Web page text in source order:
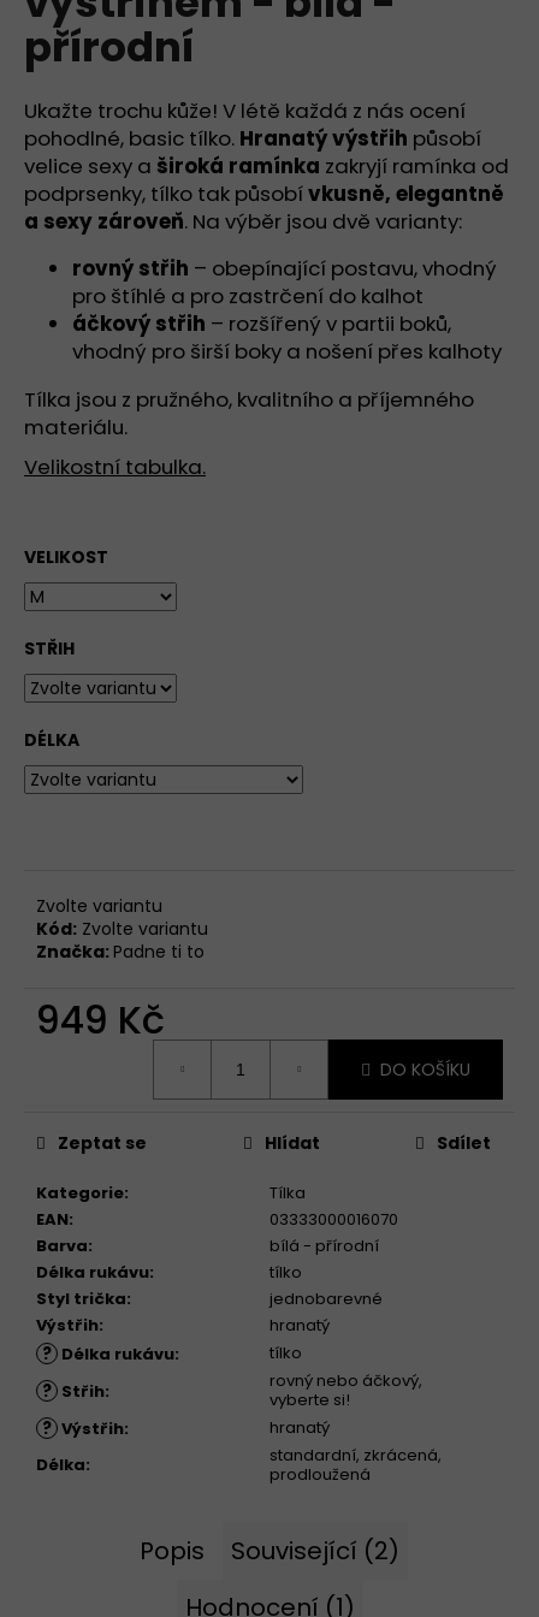
z
5
hvězdiček.
přírodní
Ukažte trochu kůže! V létě každá z nás ocení
pohodlné, basic tílko. Hranatý výstřih působí
velice sexy a široká ramínka zakryjí ramínka od
podprsenky, tílko tak působívkusně, elegantně
a sexy zároveň. Na výběr jsou dvě varianty:
rovný střih – obepínající postavu, vhodný
pro štíhlé a pro zastrčení do kalhot
áčkový střih – rozšířený v partii boků,
vhodný pro širší boky a nošení přes kalhoty
Tílka jsou z pružného, kvalitního a příjemného
materiálu.
Velikostní tabulka.
VELIKOST
STŘIH
DÉLKA
Zvolte variantu
Kód: Zvolte variantu
Značka: Padne ti to
949 Kč
DO KOŠÍKU
Kategorie:
Tílka
EAN:
03333000016070
Barva:
bílá - přírodní
Délka rukávu:
tílko
Styl trička:
jednobarevné
Výstřih: hranatý
? Délka rukávu: tílko
? Střih:
rovný nebo áčkový,
vyberte si!
? Výstřih:
hranatý
Délka:
standardní, zkrácená,
prodloužená
Zeptat se Hlídat Sdílet
Popis
Související (2)
Hodnocení (1)
u
e
m
e
TRIČKO
SE
KULATÝM
VÝSTŘIHEM,
KRÁTKÝ
RUKÁV
-
PŘÍRODNÍ
949
Kč